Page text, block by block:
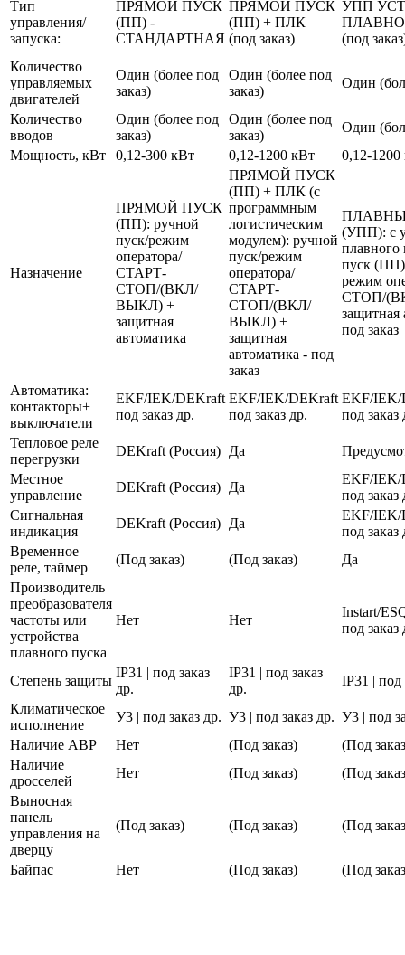
Тип
управления/
запуска:
ПРЯМОЙ ПУСК
(ПП) -
СТАНДАРТНАЯ
ПРЯМОЙ ПУСК
(ПП) + ПЛК
(под заказ)
УПП
(под
Количество
управляемых
двигателей
Один (более под
заказ)
Один (более под
заказ)
Один
Количество
вводов
Один (более под
заказ)
Один (более под
заказ)
Один
Мощность, кВт
0,12-300 кВт 0,12-1200 кВт 0,12-1200
Назначение
ПРЯМОЙ ПУСК
(ПП): ручной
пуск/режим
оператора/
СТАРТ-
СТОП/(ВКЛ/
ВЫКЛ) +
защитная
автоматика
ПРЯМОЙ ПУСК
(ПП) + ПЛК (с
программным
логистическим
модулем): ручной
пуск/режим
оператора/
СТАРТ-
СТОП/(ВКЛ/
ВЫКЛ) +
защитная
автоматика - под
заказ
(УПП): с
плавного
пуск
режим
СТОП/
защитная
под заказ
Автоматика:
контакторы+
выключатели
EKF/IEK/DEKraft
под заказ др.
EKF/IEK/DEKraft
под заказ др.
EKF/IEK/
под заказ
Тепловое реле
перегрузки
DEKraft (Россия) Да
Местное
управление
DEKraft (Россия) Да
EKF/IEK/
под заказ
Сигнальная
индикация
DEKraft (Россия) Да
EKF/IEK/
под заказ
Временное
реле, таймер
(Под заказ) (Под заказ)
Да
Производитель
преобразователя
частоты или
устройства
плавного пуска
Нет Нет
Instart/
под заказ
Степень защиты
IP31 | под заказ
др.
IP31 | под заказ
др.
IP31 | под
Климатическое
исполнение
У3 | под заказ др. У3 | под заказ др. У3 | под
Наличие АВР
Нет (Под заказ)
(Под
Наличие
дросселей
Нет (Под заказ)
(Под
Выносная
панель
управления на
дверцу
(Под заказ) (Под заказ) (Под
Байпас Нет (Под заказ) (Под